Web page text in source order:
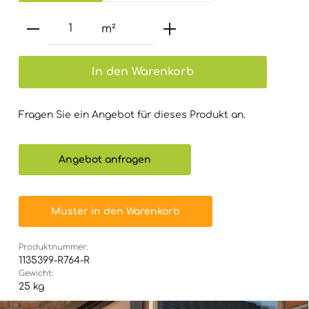
Produkt Anzahl: Gib den
m²
In den Warenkorb
Fragen Sie ein Angebot für dieses Produkt an.
Angebot anfragen
Muster in den Warenkorb
Produktnummer:
1135399-R764-R
Gewicht:
25 kg